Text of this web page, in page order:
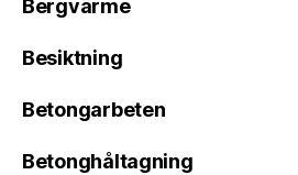
Bergvärme
Besiktning
Betongarbeten
Betonghåltagning